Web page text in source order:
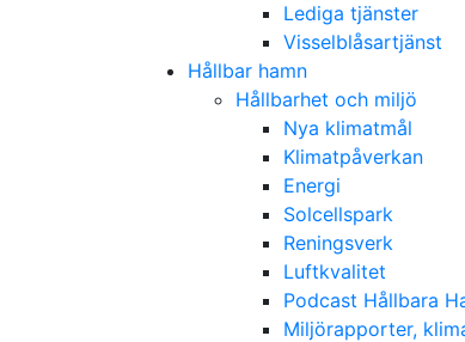
Lediga tjänster
Visselblåsartjänst
Hållbar hamn
Hållbarhet och miljö
Nya klimatmål
Klimatpåverkan
Energi
Solcellspark
Reningsverk
Luftkvalitet
Podcast Hållbara
Miljörapporter,